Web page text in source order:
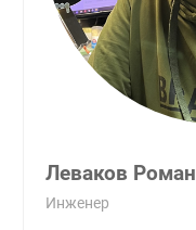
Леваков Роман
Инженер